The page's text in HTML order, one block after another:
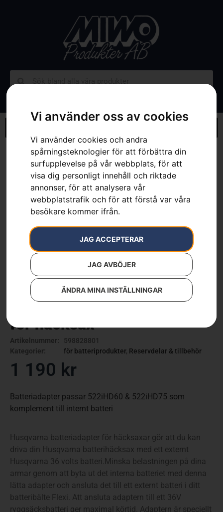
Vi använder oss av cookies
Vi använder cookies och andra
spårningsteknologier för att förbättra din
surfupplevelse på vår webbplats, för att
visa dig personligt innehåll och riktade
annonser, för att analysera vår
webbplatstrafik och för att förstå var våra
besökare kommer ifrån.
JAG ACCEPTERAR
JAG AVBÖJER
ÄNDRA MINA INSTÄLLNINGAR
»Webbutik»HUSQVARNA batteriadapter för häcksax
för häcksax
Artikelnummer:
598828801
Kategorier:
för batteriprodukter, Reservdelar & tillbehör
1 190 kr
Batteriadapter passar 522iHD60 & 522iHD75 som
komplement till internt batteri
Husqvarna batteriadapter för häcksaxar gör att du kan
driva din Husqvarna batterihäcksax med ett externt
Husqvarna 36 volts batteri.Minska belastningen på dina
armar genom att byta ut det interna batteriet med denna
lätta adapter och ansluta det till ett externt batteri i ditt
batteribälte Flexi. Att ansluta adaptern till ett 36V
ryggsäcksbatteri ger maximal körtid. Adaptern är speciellt